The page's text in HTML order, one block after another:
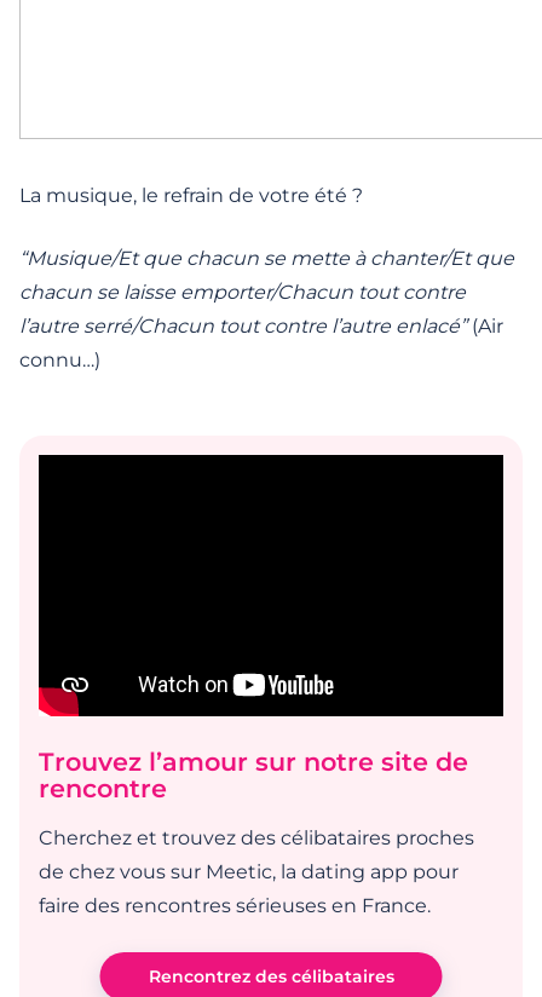
La musique, le refrain de votre été ?
“Musique/Et que chacun se mette à chanter/Et que
chacun se laisse emporter/Chacun tout contre
l’autre serré/Chacun tout contre l’autre enlacé”(Air
connu…)
Trouvez l’amour sur notre site de
rencontre
Cherchez et trouvez des célibataires proches
de chez vous sur Meetic, la dating app pour
faire des rencontres sérieuses en France.
Rencontrez des célibataires